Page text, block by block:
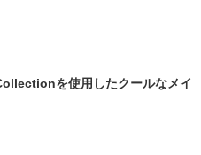
を使用したクールなメイ